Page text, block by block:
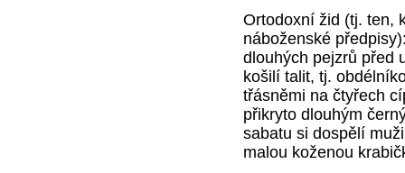
Ortodoxní žid (tj. ten,
náboženské
dlouhých pejzrů před
košilí talit, tj.
třásněmi na čtyřech
přikryto dlouhým
sabatu si dospělí
malou koženou